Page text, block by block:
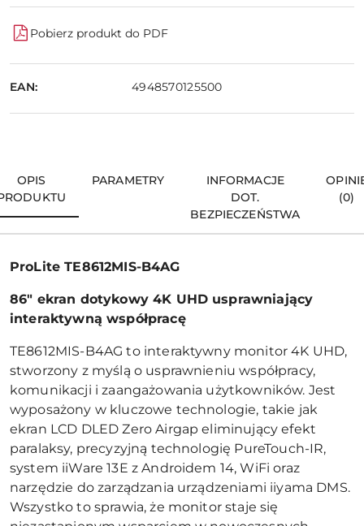
Pobierz produkt do PDF
EAN: 4948570125500
OPIS
PARAMETRY
INFORMACJE
DOT.
BEZPIECZEŃSTWA
(0)
ProLite TE8612MIS-B4AG
86" ekran dotykowy 4K UHD usprawniający
interaktywną współpracę
TE8612MIS-B4AG to interaktywny monitor 4K UHD,
stworzony z myślą o usprawnieniu współpracy,
komunikacji i zaangażowania użytkowników. Jest
wyposażony w kluczowe technologie, takie jak
ekran LCD DLED Zero Airgap eliminujący efekt
paralaksy, precyzyjną technologię PureTouch-IR,
system iiWare 13E z Androidem 14, WiFi oraz
narzędzie do zarządzania urządzeniami iiyama DMS.
Wszystko to sprawia, że monitor staje się